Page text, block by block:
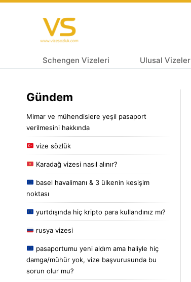
Schengen Vizeleri Ulusal Vizeler
Gündem
Mimar ve mühendislere yeşil pasaport
verilmesini hakkında
vize sözlük
Karadağ vizesi nasıl alınır?
basel havalimanı & 3 ülkenin kesişim
noktası
yurtdışında hiç kripto para kullandınız mı?
rusya vizesi
pasaportumu yeni aldım ama haliyle hiç
damga/mühür yok, vize başvurusunda bu
sorun olur mu?